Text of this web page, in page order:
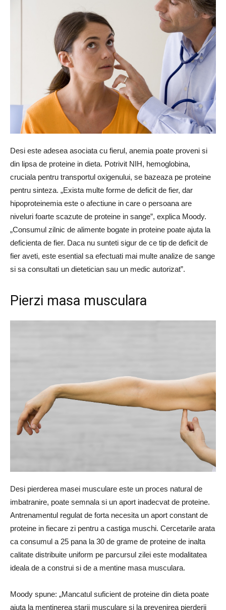
Desi este adesea asociata cu fierul, anemia poate proveni si
din lipsa de proteine ​​​​in dieta. Potrivit NIH, hemoglobina,
cruciala pentru transportul oxigenului, se bazeaza pe proteine ​​
pentru sinteza. „Exista multe forme de deficit de fier, dar
hipoproteinemia este o afectiune in care o persoana are
niveluri foarte scazute de proteine ​​in sange”, explica Moody.
„Consumul zilnic de alimente bogate in proteine ​​poate ajuta la
deficienta de fier. Daca nu sunteti sigur de ce tip de deficit de
fier aveti, este esential sa efectuati mai multe analize de sange
si sa consultati un dietetician sau un medic autorizat”.
Pierzi masa musculara
Desi pierderea masei musculare este un proces natural de
imbatranire, poate semnala si un aport inadecvat de proteine.
Antrenamentul regulat de forta necesita un aport constant de
proteine ​​in fiecare zi pentru a castiga muschi. Cercetarile arata
ca consumul a 25 pana la 30 de grame de proteine ​​de inalta
calitate distribuite uniform pe parcursul zilei este modalitatea
ideala de a construi si de a mentine masa musculara.
Moody spune: „Mancatul suficient de proteine ​​din dieta poate
ajuta la mentinerea starii musculare si la prevenirea pierderii